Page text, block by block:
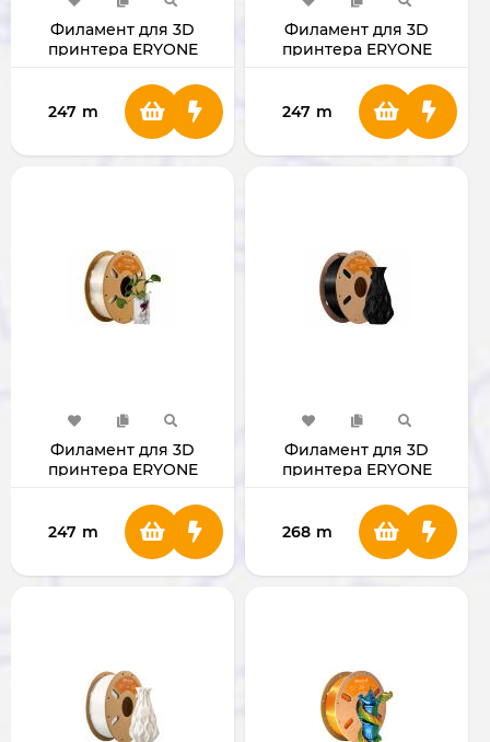
Филамент для 3D
принтера ERYONE
Purple
247 m
Филамент для 3D
принтера ERYONE
247 m
Филамент для 3D
принтера ERYONE
TRANSPARENT
(прозрачный)
247 m
Филамент для 3D
принтера ERYONE
268 m